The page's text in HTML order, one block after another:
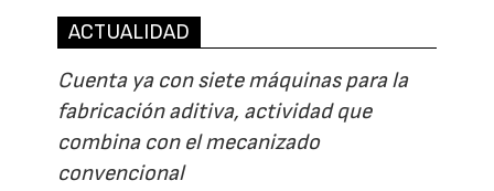
ACTUALIDAD
Cuenta ya con siete máquinas para la
fabricación aditiva, actividad que
combina con el mecanizado
convencional